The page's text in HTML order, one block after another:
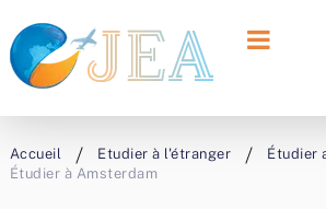
Accueil Etudier à l'étranger
Étudier
Étudier à Amsterdam